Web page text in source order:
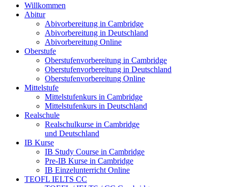
Willkommen
Abitur
Abivorbereitung in Cambridge
Abivorbereitung in Deutschland
Abivorbereitung Online
Oberstufe
Oberstufenvorbereitung in Cambridge
Oberstufenvorbereitung in Deutschland
Oberstufenvorbereitung Online
Mittelstufe
Mittelstufenkurs in Cambridge
Mittelstufenkurs in Deutschland
Realschule
Realschulkurse in Cambridge
und Deutschland
IB Kurse
IB Study Course in Cambridge
Pre-IB Kurse in Cambridge
IB Einzelunterricht Online
TEOFL IELTS CC